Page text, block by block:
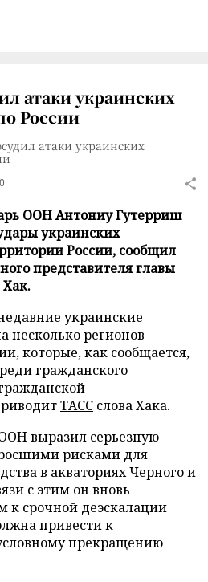
атаки украинских
России
атаки украинских
ООН Антониу Гутерриш
украинских
России, сообщил
представителя главы
украинские
несколько регионов
которые, как сообщается,
гражданского
ТАСС слова Хака.
выразил серьезную
рисками для
в акваториях Черного и
с этим он вновь
к срочной деэскалации
привести к
прекращению